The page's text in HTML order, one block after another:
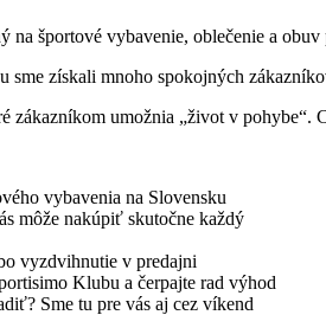
športové vybavenie, oblečenie a
sme získali mnoho spokojných
zákazníkom umožnia „život v
vybavenia na Slovensku
môže nakúpiť skutočne každý
vyzdvihnutie v predajni
Klubu a čerpajte rad výhod
Sme tu pre vás aj cez víkend